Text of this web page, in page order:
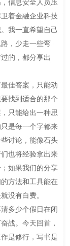
信息安全人员压
着金融企业科技
我一直希望自己
，少走一些弯
的，都分享出
佳答案，只能动
找到适合的那个
只能给出一种思
是每一个字都来
讨论，能像石头
也将经验拿出来
如果我们的分享
方法和工具能在
没有白费。
多少个假日在闭
战。今天回首，
是修行，写书是